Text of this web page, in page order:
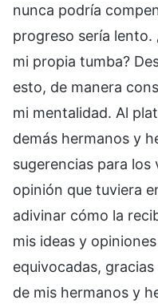
nunca podría
progreso sería lento.
mi propia tumba?
esto, de manera
mi mentalidad. Al
demás hermanos y
sugerencias para los
opinión que tuviera
adivinar cómo la
mis ideas y
equivocadas,
de mis hermanos y